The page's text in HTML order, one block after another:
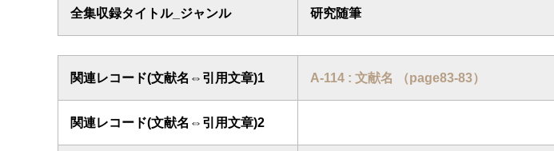
全集収録タイトル_ジャンル 研究随筆
関連レコード(文献名⇔引用文章)1 A-114 : 文献名 （page83-83）
関連レコード(文献名⇔引用文章)2